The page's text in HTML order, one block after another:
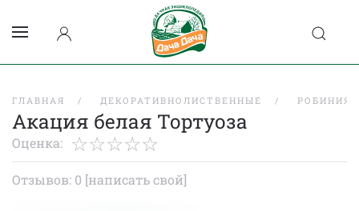
ГЛАВНАЯ ДЕКОРАТИВНОЛИСТВЕННЫЕ РОБИНИЯ
Акация белая Тортуоза
Оценка:
Отзывов: 0 [написать свой]